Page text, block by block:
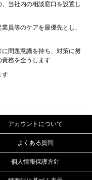
当社内の相談窓口を設置し
員等のケアを最優先とし、
問題意識を持ち、対策に努
務を全うします
す
アカウントについて
よくある質問
個人情報保護方針